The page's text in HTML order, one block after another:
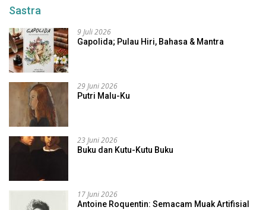
Sastra
9 Juli 2026
Gapolida; Pulau Hiri, Bahasa & Mantra
29 Juni 2026
Putri Malu-Ku
23 Juni 2026
Buku dan Kutu-Kutu Buku
17 Juni 2026
Antoine Roquentin: Semacam Muak Artifisial